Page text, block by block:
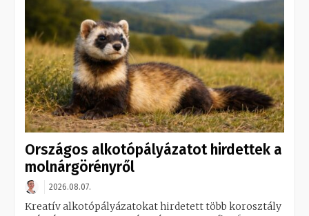
Országos alkotópályázatot hirdettek a
molnárgörényről
2026.08.07.
Kreatív alkotópályázatokat hirdetett több korosztály